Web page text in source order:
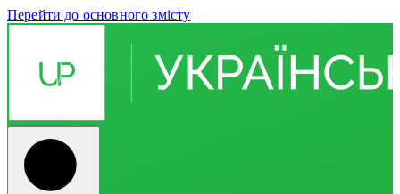
Перейти до основного змісту